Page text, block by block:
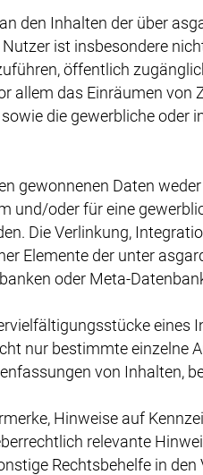
den Inhalten der über
ist insbesondere
öffentlich
allem das Einräumen
die gewerbliche
gewonnenen Daten
und/oder für eine
Die Verlinkung,
Elemente der unter
oder Meta-
eines
nur bestimmte einzelne
von Inhalten,
Hinweise auf
relevante
Rechtsbehelfe in den